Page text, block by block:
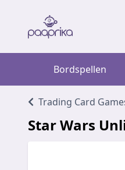
Bordspellen
Trading Card
Star Wars